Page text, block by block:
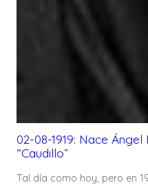
02-08-1919: Nace
“Caudillo”
Tal día como hoy, pero en